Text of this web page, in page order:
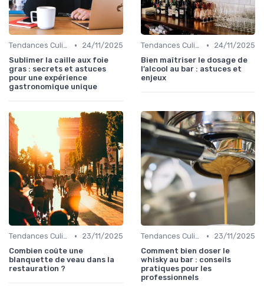
Tendances Culinaire •
24/11/2025
Sublimer la caille aux foie
gras : secrets et astuces
pour une expérience
gastronomique unique
Tendances Culinaire •
24/11/2025
Bien maîtriser le dosage de
l’alcool au bar : astuces et
enjeux
Tendances Culinaire •
23/11/2025
Combien coûte une
blanquette de veau dans la
restauration ?
Tendances Culinaire •
23/11/2025
Comment bien doser le
whisky au bar : conseils
pratiques pour les
professionnels